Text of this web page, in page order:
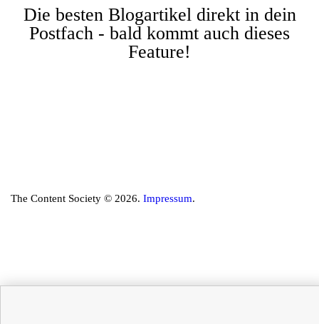
Die besten Blogartikel direkt in dein
Postfach - bald kommt auch dieses
Feature!
The Content Society © 2026. Impressum.